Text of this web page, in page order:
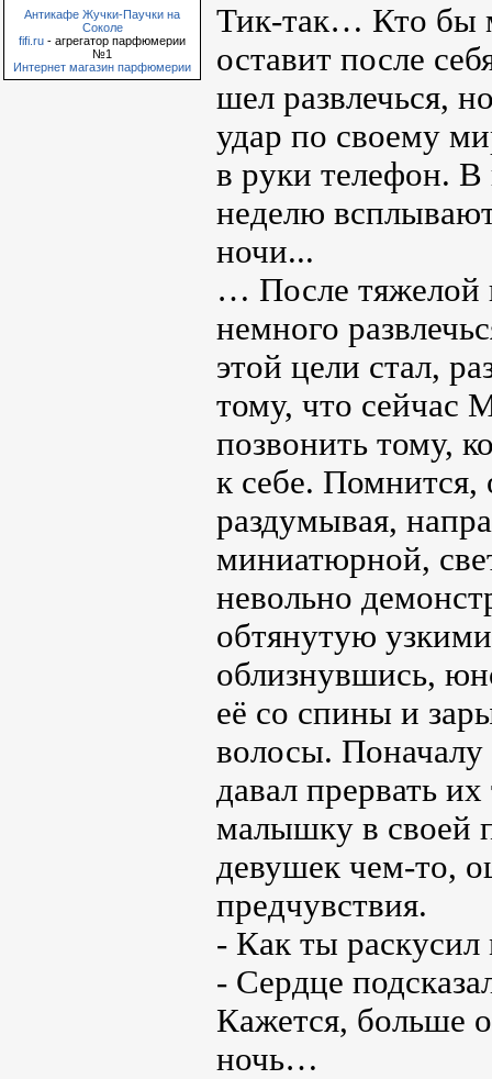
Антикафе Жучки-Паучки на
Соколе
fifi.ru - агрегатор парфюмерии
№1
Интернет магазин парфюмерии
Тик-так… Кто бы
оставит после
шел развлечься,
удар по своему
в руки телефон.
неделю
ночи...
… После тяжелой
немного
этой цели стал,
тому, что сейчас
позвонить тому,
к себе. Помнится,
раздумывая,
миниатюрной,
невольно
обтянутую
облизнувшись,
её со спины и
волосы. Поначалу
давал прервать
малышку в своей
девушек чем-то,
предчувствия.
- Как ты раскусил
- Сердце
Кажется, больше
ночь…